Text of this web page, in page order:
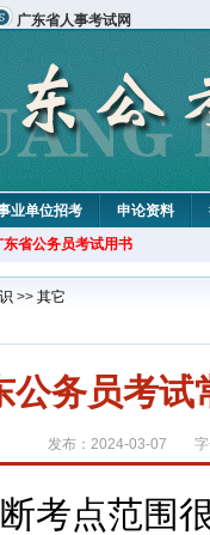
广东省人事考试网
业单位招考 申论资料
省公务员考试用书
>> 其它
公务员考
发布：2024-03-07
点范围很